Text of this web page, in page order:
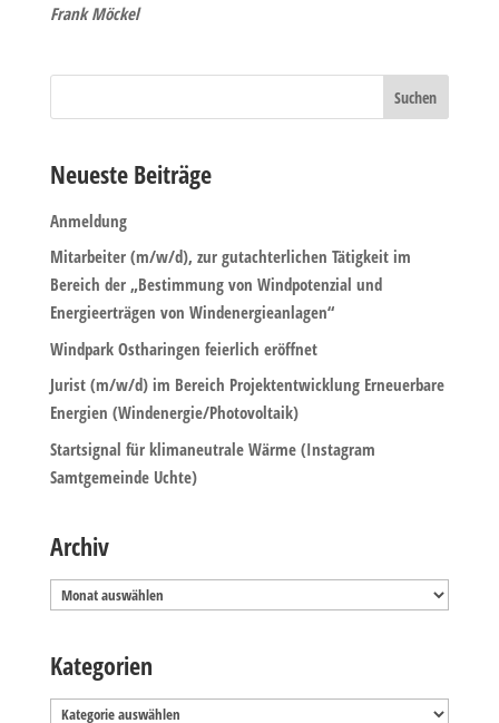
Frank Möckel
Neueste Beiträge
Anmeldung
Mitarbeiter (m/w/d), zur gutachterlichen Tätigkeit im
Bereich der „Bestimmung von Windpotenzial und
Energieerträgen von Windenergieanlagen“
Windpark Ostharingen feierlich eröffnet
Jurist (m/w/d) im Bereich Projektentwicklung Erneuerbare
Energien (Windenergie/Photovoltaik)
Startsignal für klimaneutrale Wärme (Instagram
Samtgemeinde Uchte)
Archiv
Archiv
Kategorien
Kategorien